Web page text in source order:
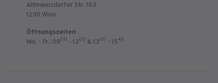
Altmannsdorfer Str. 163
1230 Wien
Öffnungszeiten
Mo. - Fr.: 0900 - 1200 & 1300 - 1545